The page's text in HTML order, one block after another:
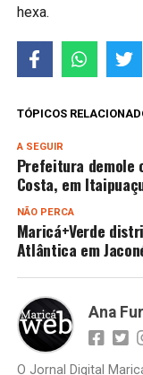
hexa.
TÓPICOS
A SEGUIR
Prefeitura demole
Costa, em
NÃO PERCA
Maricá+Verde
Atlântica em
Ana
O Jornal Digital